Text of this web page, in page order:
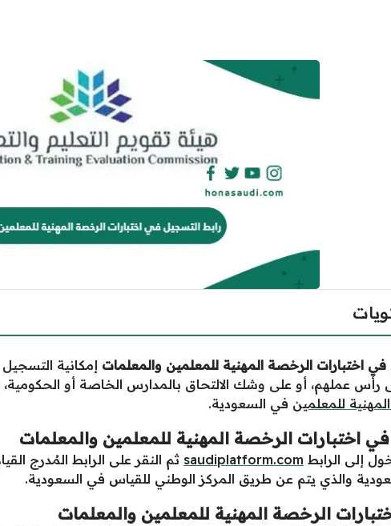
اختبارات الرخصة المهنية للمعلمين والمعلمات إمكانية
رأس عملهم، أو على وشك الالتحاق بالمدارس الخاصة أو
للمعلمين في السعودية.
اختبارات الرخصة المهنية للمعلمين والمعلمات
إلى الرابط saudiplatform.com ثم النقر على الرابط المُدرج
والذي يتم عن طريق المركز الوطني للقياس في السعودية.
الرخصة المهنية للمعلمين والمعلمات